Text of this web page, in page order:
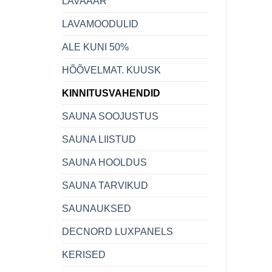
LAVAMOODULID
ALE KUNI 50%
HÕÕVELMAT. KUUSK
KINNITUSVAHENDID
SAUNA SOOJUSTUS
SAUNA LIISTUD
SAUNA HOOLDUS
SAUNA TARVIKUD
SAUNAUKSED
DECNORD LUXPANELS
KERISED